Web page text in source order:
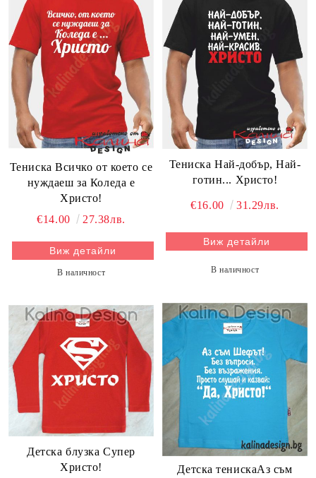
Тениска Всичко от което се
нуждаеш за Коледа е
Христо!
€14.00
27.38лв.
Виж детайли
В наличност
Тениска Най-добър, Най-
готин... Христо!
€16.00 31.29лв.
Виж детайли
В наличност
Детска блузка Супер
Христо!
Детска тенискаАз съм